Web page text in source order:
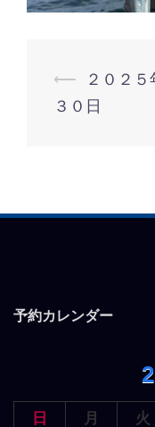
投
稿
ー
⟵
２０２５
３０日
予約カレンダー
日 月 火